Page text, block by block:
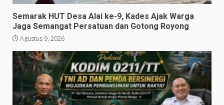
Semarak HUT Desa Alai ke-9, Kades Ajak Warga
Jaga Semangat Persatuan dan Gotong Royong
Agustus 9, 2026